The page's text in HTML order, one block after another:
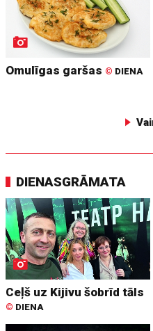
Omulīgas garšas © DIENA
DIENASGRĀMATA
Ceļš uz Kijivu šobrīd tāls
© DIENA